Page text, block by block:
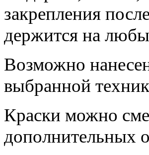
закрепления
держится на
Возможно
выбранной
Краски можно
дополнительных